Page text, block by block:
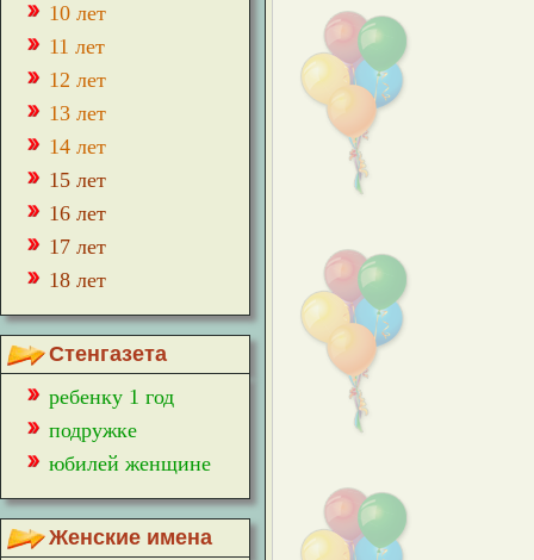
10 лет
11 лет
12 лет
13 лет
14 лет
15 лет
16 лет
17 лет
18 лет
Стенгазета
ребенку 1 год
подружке
юбилей женщине
Женские имена